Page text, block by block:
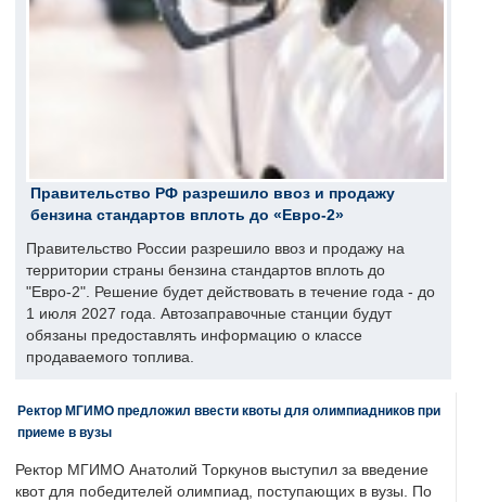
Правительство РФ разрешило ввоз и продажу
бензина стандартов вплоть до «Евро-2»
Правительство России разрешило ввоз и продажу на
территории страны бензина стандартов вплоть до
"Евро-2". Решение будет действовать в течение года - до
1 июля 2027 года. Автозаправочные станции будут
обязаны предоставлять информацию о классе
продаваемого топлива.
Ректор МГИМО предложил ввести квоты для олимпиадников при
приеме в вузы
Ректор МГИМО Анатолий Торкунов выступил за введение
квот для победителей олимпиад, поступающих в вузы. По